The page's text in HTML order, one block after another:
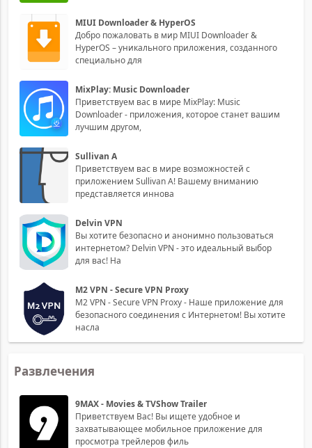
MIUI Downloader & HyperOS
Добро пожаловать в мир MIUI Downloader &
HyperOS – уникального приложения, созданного
специально для
MixPlay: Music Downloader
Приветствуем вас в мире MixPlay: Music
Downloader - приложения, которое станет вашим
лучшим другом,
Sullivan A
Приветствуем вас в мире возможностей с
приложением Sullivan A! Вашему вниманию
представляется иннова
Delvin VPN
Вы хотите безопасно и анонимно пользоваться
интернетом? Delvin VPN - это идеальный выбор
для вас! На
M2 VPN - Secure VPN Proxy
M2 VPN - Secure VPN Proxy - Наше приложение для
безопасного соединения с Интернетом! Вы хотите
насла
Развлечения
9MAX - Movies & TVShow Trailer
Приветствуем Вас! Вы ищете удобное и
захватывающее мобильное приложение для
просмотра трейлеров филь